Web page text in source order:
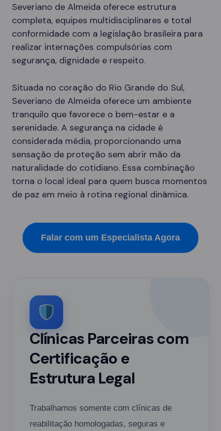
Severiano de Almeida oferece estrutura
completa, equipes multidisciplinares e total
conformidade com a legislação brasileira para
realizar internações compulsórias com
segurança, dignidade e respeito.
Situada no coração do Rio Grande do Sul,
Severiano de Almeida oferece um ambiente
tranquilo que favorece o bem-estar e a
serenidade. A segurança na cidade é
considerada média, proporcionando uma
sensação de proteção sem abrir mão da
naturalidade do cotidiano. Essa combinação
torna o local ideal para quem busca momentos
de paz em meio à rotina regional dinâmica.
Falar com um Especialista Agora
Clínicas Parceiras com
Certificação e
Estrutura Legal
Trabalhamos somente com clínicas de
reabilitação homologadas, seguras e